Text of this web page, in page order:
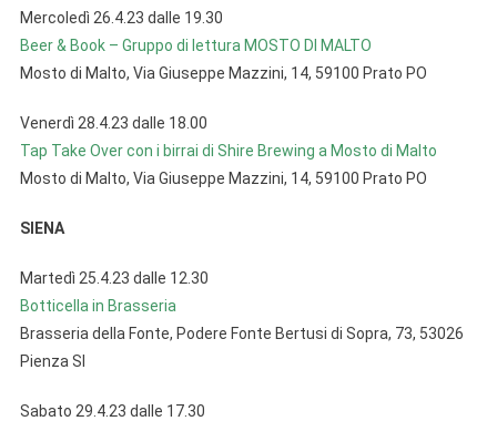
Mercoledì 26.4.23 dalle 19.30
Beer & Book – Gruppo di lettura MOSTO DI MALTO
Mosto di Malto, Via Giuseppe Mazzini, 14, 59100 Prato PO
Venerdì 28.4.23 dalle 18.00
Tap Take Over con i birrai di Shire Brewing a Mosto di Malto
Mosto di Malto, Via Giuseppe Mazzini, 14, 59100 Prato PO
SIENA
Martedì 25.4.23 dalle 12.30
Botticella in Brasseria
Brasseria della Fonte, Podere Fonte Bertusi di Sopra, 73, 53026
Pienza SI
Sabato 29.4.23 dalle 17.30